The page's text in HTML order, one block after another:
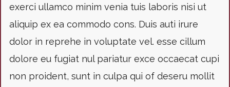
exerci ullamco minim venia tuis laboris nisi ut
aliquip ex ea commodo cons. Duis auti irure
dolor in reprehe in voluptate vel. esse cillum
dolore eu fugiat nul pariatur exce occaecat cupi
non proident, sunt in culpa qui of deseru mollit